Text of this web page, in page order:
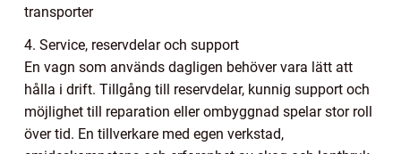
transporter
4. Service, reservdelar och support
En vagn som används dagligen behöver vara lätt att
hålla i drift. Tillgång till reservdelar, kunnig support och
möjlighet till reparation eller ombyggnad spelar stor roll
över tid. En tillverkare med egen verkstad,